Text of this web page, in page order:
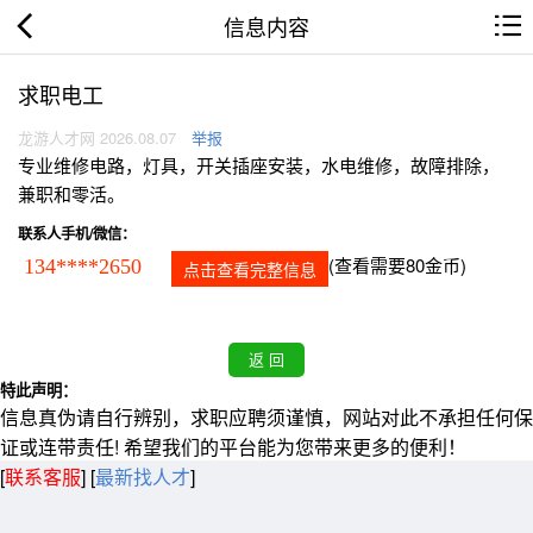
信息内容
求职电工
龙游人才网 2026.08.07 举报
专业维修电路，灯具，开关插座安装，水电维修，故障排除，
兼职和零活。
联系人手机/微信：
134****2650 点击查看完整信息 (查看需要80金币)
特此声明：
信息真伪请自行辨别，求职应聘须谨慎，网站对此不承担任何保
证或连带责任! 希望我们的平台能为您带来更多的便利！
[联系客服] [最新找人才]